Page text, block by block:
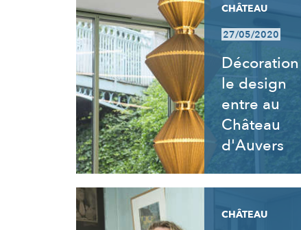
CHÂTEAU
27/05/2020
le design
entre au
Château
d'Auvers
CHÂTEAU